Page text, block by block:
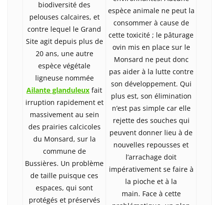
biodiversité des
pelouses calcaires, et
contre lequel le Grand
Site agit depuis plus de
20 ans, une autre
espèce végétale
ligneuse nommée
Ailante glanduleux fait
irruption rapidement et
massivement au sein
des prairies calcicoles
du Monsard, sur la
commune de
Bussières. Un problème
de taille puisque ces
espaces, qui sont
protégés et préservés
espèce animale ne peut la
consommer à cause de
cette toxicité ; le pâturage
ovin mis en place sur le
Monsard ne peut donc
pas aider à la lutte contre
son développement. Qui
plus est, son élimination
n’est pas simple car elle
rejette des souches qui
peuvent donner lieu à de
nouvelles repousses et
l’arrachage doit
impérativement se faire à
la pioche et à la
main. Face à cette